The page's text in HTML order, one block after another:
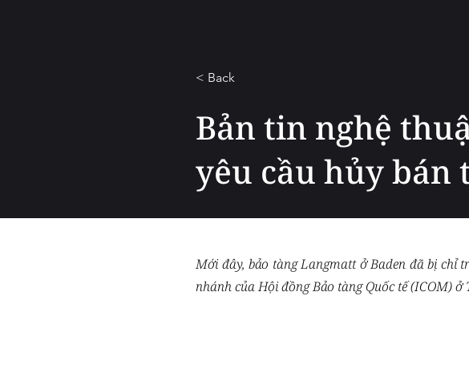
< Back
Bản tin nghệ
yêu cầu hủy bán
Mới đây, bảo tàng Langmatt ở Baden đã bị chỉ
nhánh của Hội đồng Bảo tàng Quốc tế (ICOM)